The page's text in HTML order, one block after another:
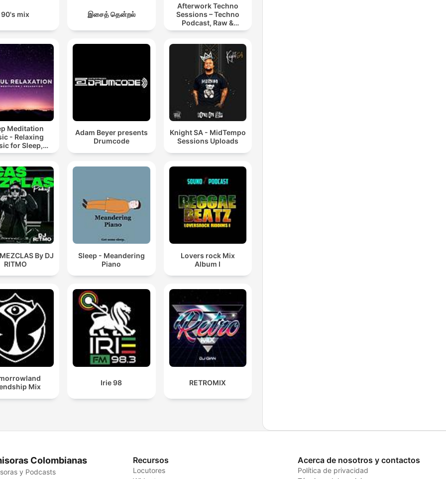
90's mix இசைத் தென்றல்
Afterwork Techno
Sessions – Techno
Podcast, Raw &
Hypnotic Techno
Meditation
- Relaxing
for Sleep,
&
Adam Beyer presents
Drumcode
Knight SA - MidTempo
Sessions Uploads
By DJ
RITMO
Sleep - Meandering
Piano
Lovers rock Mix
Album I
Mix
Irie 98 RETROMIX
Colombianas
y Podcasts
Recursos
Locutores
Acerca de nosotros y contactos
Política de privacidad